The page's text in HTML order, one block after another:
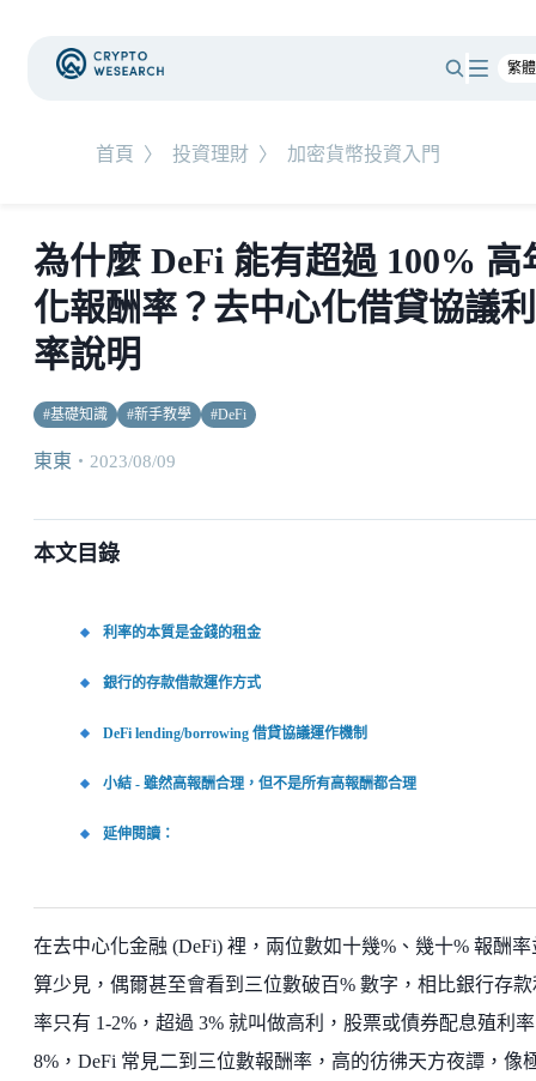
首頁 〉 投資理財 〉 加密貨幣投資入門
為什麼 DeFi 能有超過 100% 高
化報酬率？去中心化借貸協議利
率說明
#基礎知識 #新手教學 #DeFi
東東 ・ 2023/08/09
本文目錄
利率的本質是金錢的租金
銀行的存款借款運作方式
DeFi lending/borrowing 借貸協議運作機制
小結 - 雖然高報酬合理，但不是所有高報酬都合理
延伸閱讀：
在去中心化金融 (DeFi) 裡，兩位數如十幾%、幾十% 報酬率
算少見，偶爾甚至會看到三位數破百% 數字，相比銀行存款
率只有 1-2%，超過 3% 就叫做高利，股票或債券配息殖利
8%，DeFi 常見二到三位數報酬率，高的彷彿天方夜譚，像